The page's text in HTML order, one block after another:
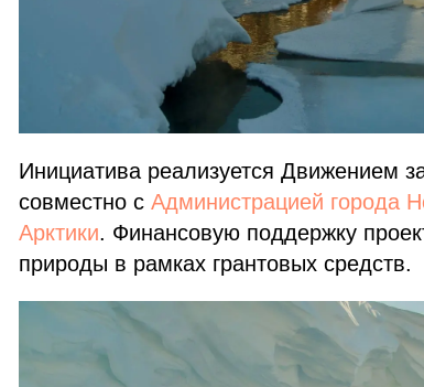
Инициатива реализуется Движением
совместно с Администрацией города
Арктики. Финансовую поддержку
природы в рамках грантовых средств.